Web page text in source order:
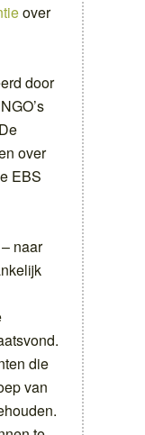
over
door
over
EBS
naar
die
van